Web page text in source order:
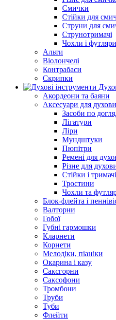
Смички
Стійки для
Струни для
Струнотримачі
Чохли і
Альти
Віолончелі
Контрабаси
Скрипки
Акордеони та баяни
Аксесуари для
Засоби по
Лігатури
Ліри
Мундштуки
Пюпітри
Ремені для
Різне для
Стійки і
Тростини
Чохли та
Блок-флейта і
Валторни
Гобої
Губні гармошки
Кларнети
Корнети
Мелодіки, піаніки
Окарина і казу
Саксгорни
Саксофони
Тромбони
Труби
Туби
Флейти